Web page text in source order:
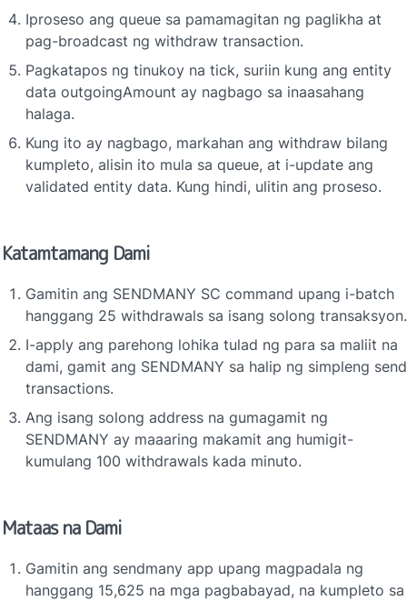
Iproseso ang queue sa pamamagitan ng paglikha at
pag-broadcast ng withdraw transaction.
Pagkatapos ng tinukoy na tick, suriin kung ang entity
data outgoingAmount ay nagbago sa inaasahang
halaga.
Kung ito ay nagbago, markahan ang withdraw bilang
kumpleto, alisin ito mula sa queue, at i-update ang
validated entity data. Kung hindi, ulitin ang proseso.
Katamtamang Dami
Gamitin ang SENDMANY SC command upang i-batch
hanggang 25 withdrawals sa isang solong transaksyon.
I-apply ang parehong lohika tulad ng para sa maliit na
dami, gamit ang SENDMANY sa halip ng simpleng send
transactions.
Ang isang solong address na gumagamit ng
SENDMANY ay maaaring makamit ang humigit-
kumulang 100 withdrawals kada minuto.
Mataas na Dami
Gamitin ang sendmany app upang magpadala ng
hanggang 15,625 na mga pagbabayad, na kumpleto sa